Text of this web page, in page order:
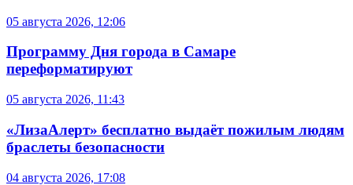
05 августа 2026, 12:06
Программу Дня города в Самаре
переформатируют
05 августа 2026, 11:43
«ЛизаАлерт» бесплатно выдаёт пожилым людям
браслеты безопасности
04 августа 2026, 17:08